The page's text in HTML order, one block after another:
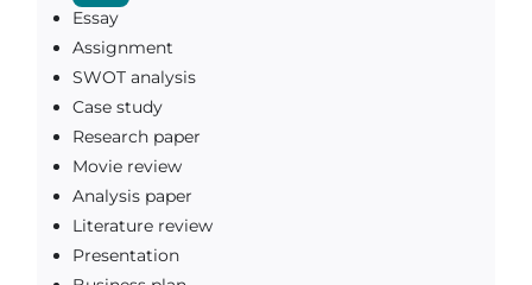
Essay
Assignment
SWOT analysis
Case study
Research paper
Movie review
Analysis paper
Literature review
Presentation